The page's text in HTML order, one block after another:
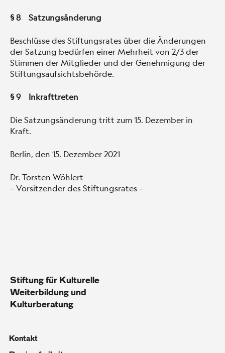
§ 8 Satzungsänderung
Beschlüsse des Stiftungsrates über die Änderungen
der Satzung bedürfen einer Mehrheit von 2/3 der
Stimmen der Mitglieder und der Genehmigung der
Stiftungsaufsichtsbehörde.
§ 9 Inkrafttreten
Die Satzungsänderung tritt zum 15. Dezember in
Kraft.
Berlin, den 15. Dezember 2021
Dr. Torsten Wöhlert
– Vorsitzender des Stiftungsrates –
Stiftung für Kulturelle
Weiterbildung und
Kulturberatung
Kontakt